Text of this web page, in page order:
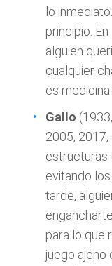
lo
principio.
alguien
cualquier
es
Gallo
2005,
estructuras
evitando
tarde,
para lo que
juego ajeno